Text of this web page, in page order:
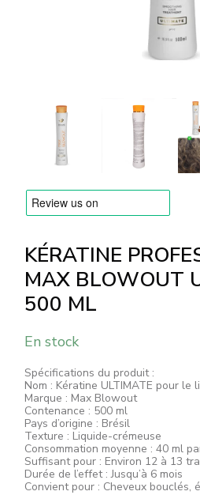
Questions fréquemment
Contactez nous
KÉRATINE
MAX BLOWOUT
500 ML
En stock
Spécifications du produit :
Nom : Kératine ULTIMATE pour le
Marque : Max Blowout
Contenance : 500 ml
Pays d’origine : Brésil
Texture : Liquide-crémeuse
Consommation moyenne : 40 ml
Suffisant pour : Environ 12 à 13
Durée de l’effet : Jusqu’à 6 mois
Convient pour : Cheveux bouclés,